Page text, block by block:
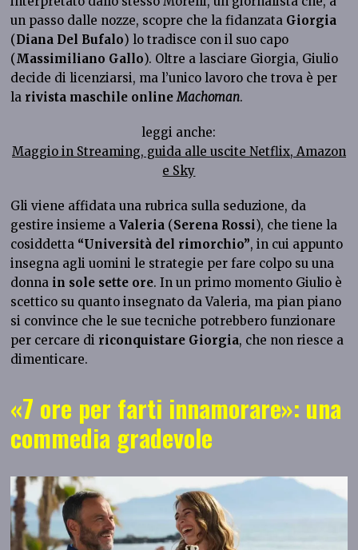
un passo dalle nozze, scopre che la fidanzata Giorgia
(Diana Del Bufalo) lo tradisce con il suo capo
(Massimiliano Gallo). Oltre a lasciare Giorgia, Giulio
decide di licenziarsi, ma l’unico lavoro che trova è per
la rivista maschile onlineMachoman.
leggi anche:
Maggio in Streaming, guida alle uscite Netflix, Amazon
e Sky
Gli viene affidata una rubrica sulla seduzione, da
gestire insieme aValeria (Serena Rossi), che tiene la
cosiddetta “Università del rimorchio”, in cui appunto
insegna agli uomini le strategie per fare colpo su una
donna in sole sette ore. In un primo momento Giulio è
scettico su quanto insegnato da Valeria, ma pian piano
si convince che le sue tecniche potrebbero funzionare
per cercare di riconquistare Giorgia, che non riesce a
dimenticare.
«7 ore per farti innamorare»: una
commedia gradevole